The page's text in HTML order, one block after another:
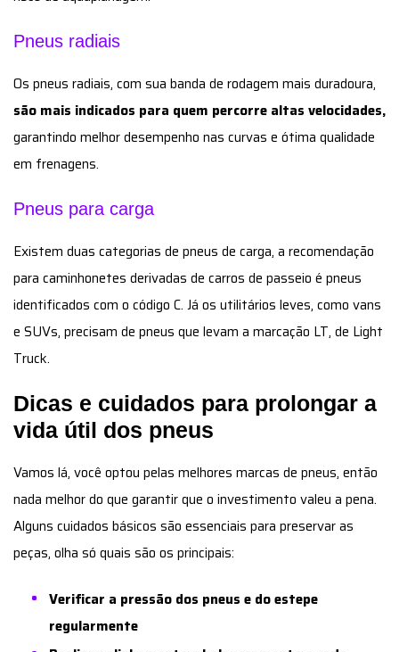
Pneus radiais
Os pneus radiais, com sua banda de rodagem mais duradoura,
são mais indicados para quem percorre altas velocidades,
garantindo melhor desempenho nas curvas e ótima qualidade
em frenagens.
Pneus para carga
Existem duas categorias de pneus de carga, a recomendação
para caminhonetes derivadas de carros de passeio é pneus
identificados com o código C. Já os utilitários leves, como vans
e SUVs, precisam de pneus que levam a marcação LT, de Light
Truck.
Dicas e cuidados para prolongar a
vida útil dos pneus
Vamos lá, você optou pelas melhores marcas de pneus, então
nada melhor do que garantir que o investimento valeu a pena.
Alguns cuidados básicos são essenciais para preservar as
peças, olha só quais são os principais:
Verificar a pressão dos pneus e do estepe
regularmente